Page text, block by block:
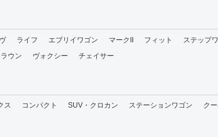
ライフ エブリイワゴン マークII フィット ステップ
ウン ヴォクシー チェイサー
ス コンパクト SUV・クロカン ステーションワゴン ク